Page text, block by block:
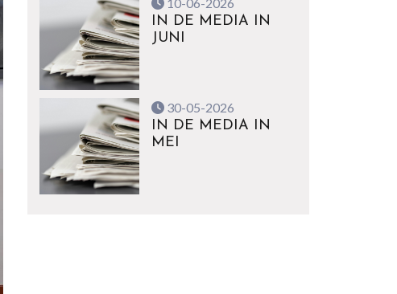
IN DE MEDIA IN
JUNI
30-05-2026
IN DE MEDIA IN
MEI